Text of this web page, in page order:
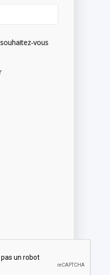
vous